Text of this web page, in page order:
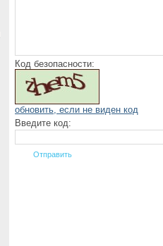
Код безопасности:
обновить, если не виден код
Введите код: